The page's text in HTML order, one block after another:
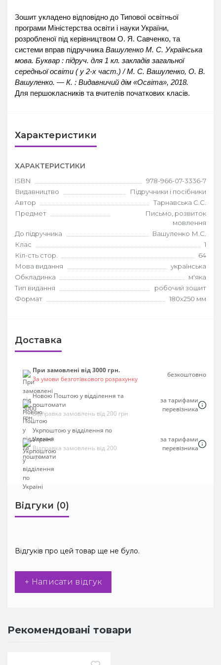
Зошит укладено відповідно до Типової освітньої
програми Міністерства освіти і науки України,
розробленої під керівництвом О. Я. Савченко, та
системи вправ підручника Вашуленко М. С. Українська
мова. Буквар : підруч. для 1 кл. закладів загальної
середньої освіти ( у 2-х част.) / М. С. Вашуленко, О. В.
Вашуленко. — К. : Видавничий дім «Освіта», 2018.
Для першокласників та вчителів початкових класів.
Характеристики
ХАРАКТЕРИСТИКИ
ISBN
978-966-07-3336-7
Видавництво
Підручники і посібники
Автор
Тарнавська С.С.
Предмет
Письмо, розвиток
мовлення
До підручника
Вашуленко М.С.
Клас
1
Кіл-сть стор.
64
Мова видання
українська
Обкладинка
м'яка
Тип видання
робочий зошит
Формат
180х250 мм
Доставка
При замовлені від 3000 грн.
За умови безготівкового розрахунку
безкоштовно
Новою Поштою у відділення та
поштомати
Відправка замовлень від 200 грн
за тарифами
перевізника
Укрпоштою у відділення по
Україні
Відправка замовлень від 200
грн
за тарифами
перевізника
Відгуки (0)
Відгуків про цей товар ще не було.
+ Написати відгук
Рекомендовані товари